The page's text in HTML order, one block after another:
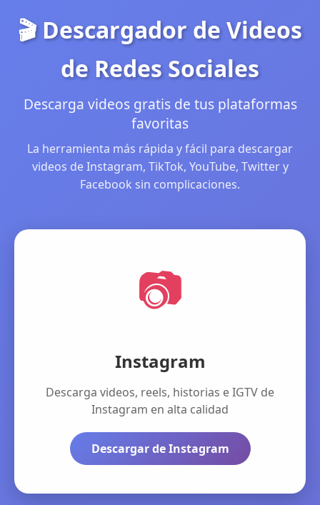
🎬 Descargador de Videos
de Redes Sociales
Descarga videos gratis de tus plataformas
favoritas
La herramienta más rápida y fácil para descargar
videos de Instagram, TikTok, YouTube, Twitter y
Facebook sin complicaciones.
📷
Instagram
Descarga videos, reels, historias e IGTV de
Instagram en alta calidad
Descargar de Instagram